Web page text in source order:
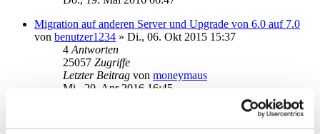
Migration auf anderen Server und Upgrade von 6.0 auf 7.0
von benutzer1234 » Di., 06. Okt 2015 15:37
4 Antworten
25057 Zugriffe
Letzter Beitrag von moneymaus
Mi., 20. Apr 2016 16:45
[UNC Pfad] ... und es geht doch: Workaround